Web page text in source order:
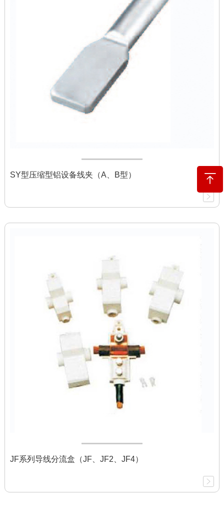
SY型压缩型铝设备线夹（A、B型）
JF系列导线分流盒（JF、JF2、JF4）